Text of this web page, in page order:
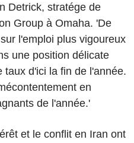
Detrick, stratége de
Group à Omaha. 'De
l'emploi plus vigoureux
une position délicate
d'ici la fin de l'année.
en
de l'année.'
et le conflit en Iran ont